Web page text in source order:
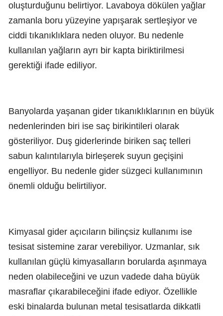
oluşturduğunu belirtiyor. Lavaboya dökülen yağlar
zamanla boru yüzeyine yapışarak sertleşiyor ve
ciddi tıkanıklıklara neden oluyor. Bu nedenle
kullanılan yağların ayrı bir kapta biriktirilmesi
gerektiği ifade ediliyor.
Banyolarda yaşanan gider tıkanıklıklarının en büyük
nedenlerinden biri ise saç birikintileri olarak
gösteriliyor. Duş giderlerinde biriken saç telleri
sabun kalıntılarıyla birleşerek suyun geçişini
engelliyor. Bu nedenle gider süzgeci kullanımının
önemli olduğu belirtiliyor.
Kimyasal gider açıcıların bilinçsiz kullanımı ise
tesisat sistemine zarar verebiliyor. Uzmanlar, sık
kullanılan güçlü kimyasalların borularda aşınmaya
neden olabileceğini ve uzun vadede daha büyük
masraflar çıkarabileceğini ifade ediyor. Özellikle
eski binalarda bulunan metal tesisatlarda dikkatli